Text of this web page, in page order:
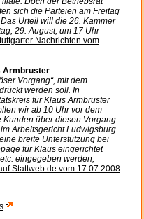
sich die Parteien am Freitag
Urteil will die 26. Kammer
29. August, um 17 Uhr
Nachrichten vom
Armbruster
Vorgang“, mit dem
werden soll. In
für Klaus Armbruster
wir ab 10 Uhr vor dem
Kunden über diesen Vorgang
Arbeitsgericht Ludwigsburg
breite Unterstützung bei
für Klaus eingerichtet
eingegeben werden,
Stattweb.de vom 17.07.2008